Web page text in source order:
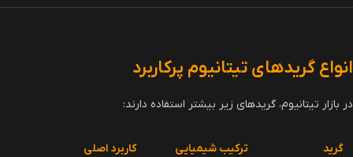
انواع گریدهای تیتانیوم پرکاربرد
در بازار تیتانیوم، گریدهای زیر بیشتر استفاده دارند:
گرید ترکیب شیمیایی کاربرد اصلی